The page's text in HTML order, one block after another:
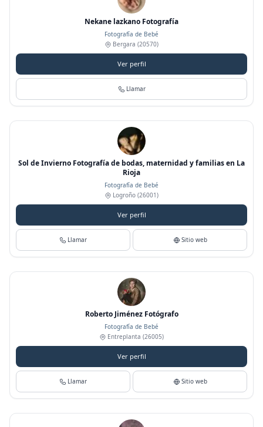
Nekane lazkano Fotografía
Fotografía de Bebé
Bergara (20570)
Ver perfil
Llamar
Sol de Invierno Fotografía de bodas, maternidad y familias en La
Rioja
Fotografía de Bebé
Logroño (26001)
Ver perfil
Llamar Sitio web
Roberto Jiménez Fotógrafo
Fotografía de Bebé
Entreplanta (26005)
Ver perfil
Llamar Sitio web